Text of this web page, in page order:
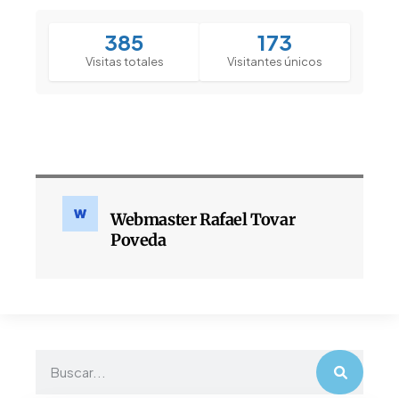
385
Visitas totales
173
Visitantes únicos
Webmaster Rafael Tovar
Poveda